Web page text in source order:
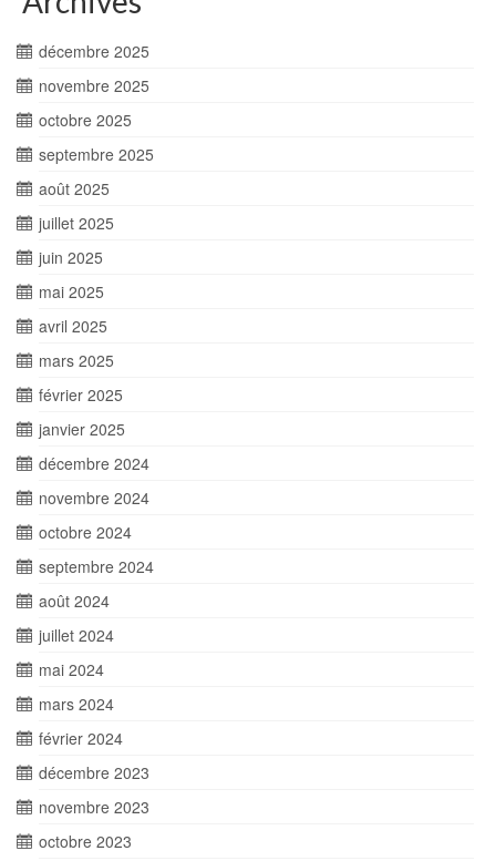
décembre 2025
novembre 2025
octobre 2025
septembre 2025
août 2025
juillet 2025
juin 2025
mai 2025
avril 2025
mars 2025
février 2025
janvier 2025
décembre 2024
novembre 2024
octobre 2024
septembre 2024
août 2024
juillet 2024
mai 2024
mars 2024
février 2024
décembre 2023
novembre 2023
octobre 2023